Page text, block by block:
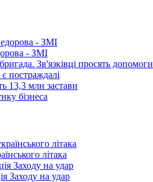
- ЗМІ
Зв'язківці просять допомоги
постраждалі
13,3 млн застави
бізнеса
літака
Заходу на удар